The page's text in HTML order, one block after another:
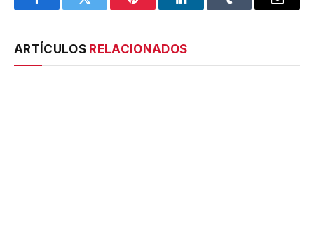
FacebookTwitter Pinterest LinkedInTumblr Email
ARTÍCULOS RELACIONADOS